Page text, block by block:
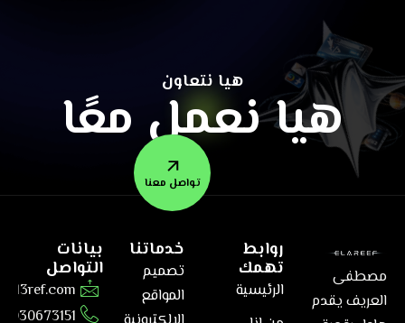
هيا نتعاون
هيا نعمل معًا
تواصل معنا
مصطفى
العريف يقدم
روابط
تهمك
الرئيسية
خدماتنا
تصميم
المواقع
بيانات
التواصل